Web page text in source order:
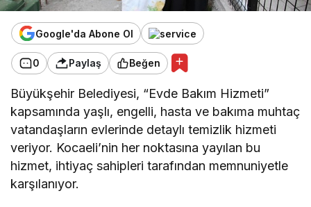
Google'da Abone Ol
0 Paylaş Beğen
Büyükşehir Belediyesi, “Evde Bakım Hizmeti”
kapsamında yaşlı, engelli, hasta ve bakıma muhtaç
vatandaşların evlerinde detaylı temizlik hizmeti
veriyor. Kocaeli’nin her noktasına yayılan bu
hizmet, ihtiyaç sahipleri tarafından memnuniyetle
karşılanıyor.